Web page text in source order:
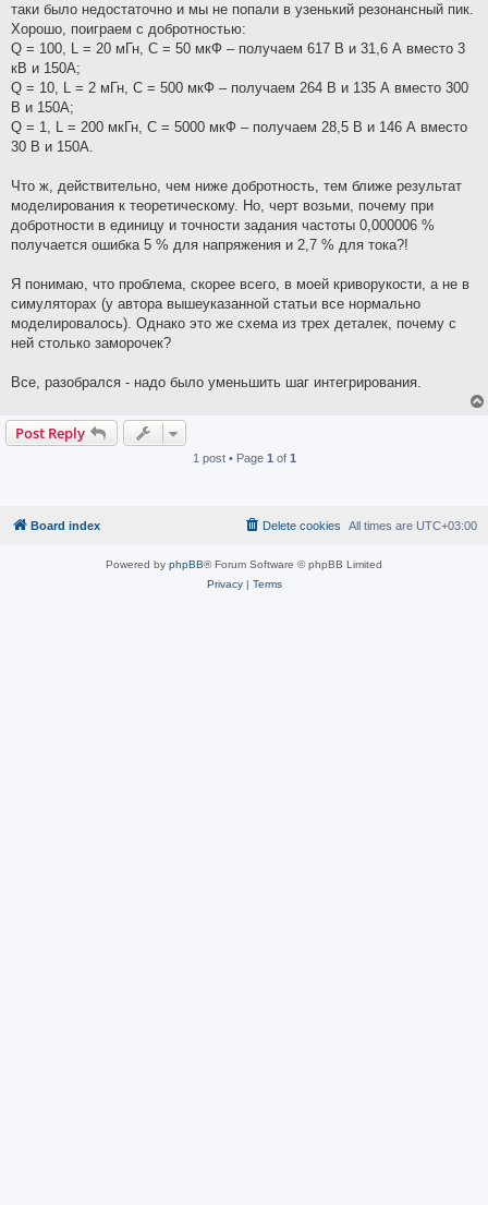
таки было недостаточно и мы не попали в узенький резонансный пик.
Хорошо, поиграем с добротностью:
Q = 100, L = 20 мГн, C = 50 мкФ – получаем 617 В и 31,6 А вместо 3
кВ и 150А;
Q = 10, L = 2 мГн, C = 500 мкФ – получаем 264 В и 135 А вместо 300
В и 150А;
Q = 1, L = 200 мкГн, C = 5000 мкФ – получаем 28,5 В и 146 А вместо
30 В и 150А.
Что ж, действительно, чем ниже добротность, тем ближе результат
моделирования к теоретическому. Но, черт возьми, почему при
добротности в единицу и точности задания частоты 0,000006 %
получается ошибка 5 % для напряжения и 2,7 % для тока?!
Я понимаю, что проблема, скорее всего, в моей криворукости, а не в
симуляторах (у автора вышеуказанной статьи все нормально
моделировалось). Однако это же схема из трех деталек, почему с
ней столько заморочек?
Все, разобрался - надо было уменьшить шаг интегрирования.
Post Reply
1 post • Page 1 of 1
Board index All times are UTC+03:00
Delete cookies
Powered by phpBB® Forum Software © phpBB Limited
Privacy| Terms